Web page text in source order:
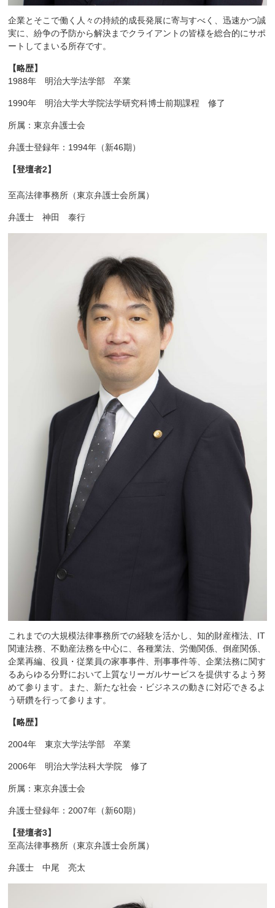
企業とそこで働く人々の持続的成長発展に寄与すべく、迅速かつ誠
実に、紛争の予防から解決までクライアントの皆様を総合的にサポ
ートしてまいる所存です。
【略歴】
1988年 明治大学法学部 卒業
1990年 明治大学大学院法学研究科博士前期課程 修了
所属：東京弁護士会
弁護士登録年：1994年（新46期）
【登壇者2】
至高法律事務所（東京弁護士会所属）
弁護士 神田 泰行
これまでの大規模法律事務所での経験を活かし、知的財産権法、IT
関連法務、不動産法務を中心に、各種業法、労働関係、倒産関係、
企業再編、役員・従業員の家事事件、刑事事件等、企業法務に関す
るあらゆる分野において上質なリーガルサービスを提供するよう努
めて参ります。また、新たな社会・ビジネスの動きに対応できるよ
う研鑽を行って参ります。
【略歴】
2004年 東京大学法学部 卒業
2006年 明治大学法科大学院 修了
所属：東京弁護士会
弁護士登録年：2007年（新60期）
【登壇者3】
至高法律事務所（東京弁護士会所属）
弁護士 中尾 亮太